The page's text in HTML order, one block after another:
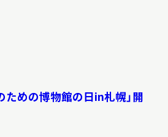
ための博物館の日in札幌」開